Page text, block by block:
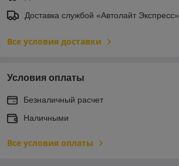
Доставка службой «Автолайт Экспресс»
Все условия доставки
Условия оплаты
Безналичный расчет
Наличными
Все условия оплаты